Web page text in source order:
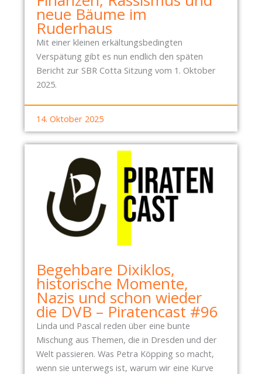
R
A
N
K
E
A
U
S
B
Ü
G
E
T
S
C
H
E
I
D
neue Bäume im
Ruderhaus
Mit einer kleinen erkältungsbedingten
Verspätung gibt es nun endlich den späten
Bericht zur SBR Cotta Sitzung vom 1. Oktober
2025.
14. Oktober 2025
Begehbare Dixiklos,
historische Momente,
Nazis und schon wieder
die DVB – Piratencast #96
Linda und Pascal reden über eine bunte
Mischung aus Themen, die in Dresden und der
Welt passieren. Was Petra Köpping so macht,
wenn sie unterwegs ist, warum wir eine Kurve